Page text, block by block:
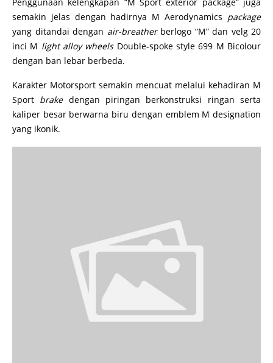
semakin jelas dengan hadirnya M Aerodynamics package
yang ditandai dengan air-breatherberlogo “M” dan velg 20
inci M light alloy wheelsDouble-spoke style 699 M Bicolour
dengan ban lebar berbeda.
Karakter Motorsport semakin mencuat melalui kehadiran M
Sport brakedengan piringan berkonstruksi ringan serta
kaliper besar berwarna biru dengan emblem M designation
yang ikonik.